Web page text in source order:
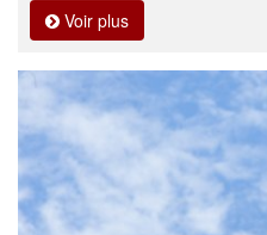
Voir plus